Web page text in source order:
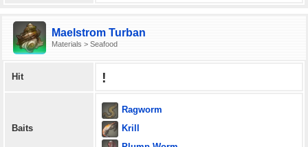
Maelstrom Turban
Materials > Seafood
Hit !
Baits
Ragworm
Krill